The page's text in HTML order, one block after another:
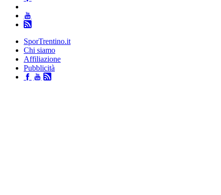
SporTrentino.it
Chi siamo
Affiliazione
Pubblicità